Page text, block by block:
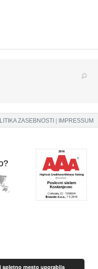
ZASEBNOSTI | IMPRESSUM
spletno mesto uporablja